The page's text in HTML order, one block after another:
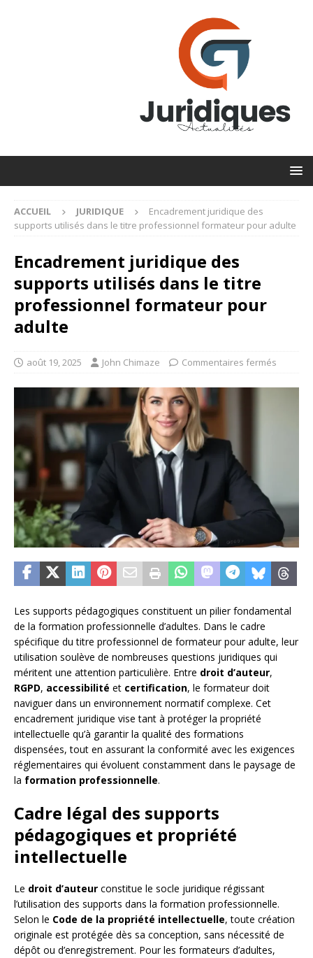
ACCUEIL JURIDIQUE
Encadrement juridique des
supports utilisés dans le titre professionnel formateur pour adulte
Encadrement juridique des
supports utilisés dans le titre
professionnel formateur pour
adulte
août 19, 2025 John Chimaze Commentaires fermés
Les supports pédagogiques constituent un pilier fondamental
de la formation professionnelle d’adultes. Dans le cadre
spécifique du titre professionnel de formateur pour adulte, leur
utilisation soulève de nombreuses questions juridiques qui
méritent une attention particulière. Entre droit d’auteur,
RGPD, accessibilité et certification, le formateur doit
naviguer dans un environnement normatif complexe. Cet
encadrement juridique vise tant à protéger la propriété
intellectuelle qu’à garantir la qualité des formations
dispensées, tout en assurant la conformité avec les exigences
réglementaires qui évoluent constamment dans le paysage de
la formation professionnelle.
Cadre légal des supports
pédagogiques et propriété
intellectuelle
Le droit d’auteur constitue le socle juridique régissant
l’utilisation des supports dans la formation professionnelle.
Selon le Code de la propriété intellectuelle, toute création
originale est protégée dès sa conception, sans nécessité de
dépôt ou d’enregistrement. Pour les formateurs d’adultes,